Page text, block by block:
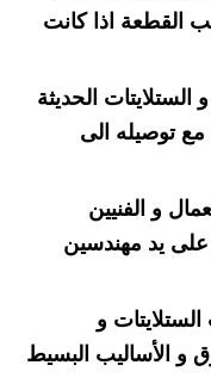
القطعة اذا كانت
الحديثة
توصيله الى
و الفنيين
على يد مهندسين
و
و الأساليب البسيط